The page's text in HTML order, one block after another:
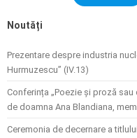
Noutăți
Prezentare despre industria
Hurmuzescu” (IV.13)
Conferința „Poezie și proză
de doamna Ana Blandiana,
Ceremonia de decernare a